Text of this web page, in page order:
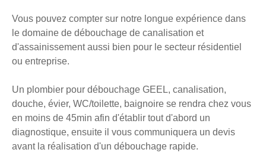
Vous pouvez compter sur notre longue expérience dans
le domaine de débouchage de canalisation et
d'assainissement aussi bien pour le secteur résidentiel
ou entreprise.
Un plombier pour débouchage GEEL, canalisation,
douche, évier, WC/toilette, baignoire se rendra chez vous
en moins de 45min afin d'établir tout d'abord un
diagnostique, ensuite il vous communiquera un devis
avant la réalisation d'un débouchage rapide.